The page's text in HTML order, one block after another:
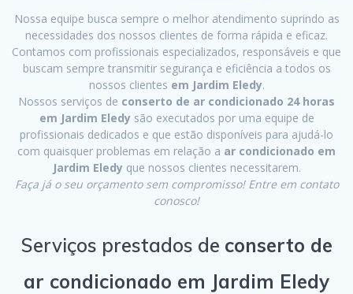
Nossa equipe busca sempre o melhor atendimento suprindo as
necessidades dos nossos clientes de forma rápida e eficaz.
Contamos com profissionais especializados, responsáveis e que
buscam sempre transmitir segurança e eficiência a todos os
nossos clientes em Jardim Eledy.
Nossos serviços de conserto de ar condicionado 24 horas
em Jardim Eledysão executados por uma equipe de
profissionais dedicados e que estão disponíveis para ajudá-lo
com quaisquer problemas em relação a ar condicionado em
Jardim Eledyque nossos clientes necessitarem.
Faça já o seu orçamento sem compromisso! Entre em contato
conosco!
Serviços prestados de conserto de
ar condicionado em Jardim Eledy